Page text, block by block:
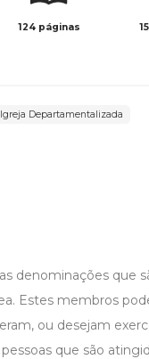
124 páginas
Igreja Departamentalizada
denominações que
Estes membros
ou desejam
que são